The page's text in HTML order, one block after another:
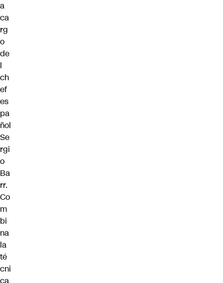
a
ca
rg
o
de
l
ch
ef
es
pa
ñol
Se
rgi
o
Ba
rr.
Co
m
bi
na
la
té
cni
ca